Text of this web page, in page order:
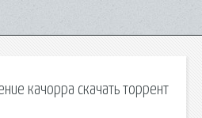
качорра скачать торрент